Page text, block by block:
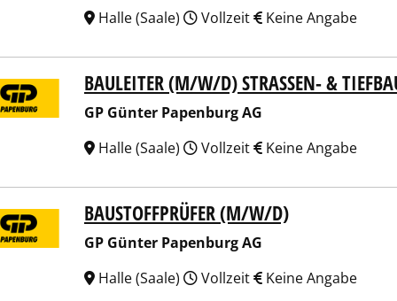
Halle (Saale)
Vollzeit Keine Angabe
Papenburg AG
BAULEITER (M/W/D) STRASSEN- &
GP Günter Papenburg AG
Halle (Saale)
Vollzeit Keine Angabe
Papenburg AG
BAUSTOFFPRÜFER (M/W/D)
GP Günter Papenburg AG
Halle (Saale)
Vollzeit Keine Angabe